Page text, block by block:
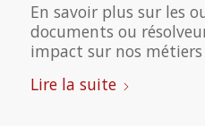
En savoir plus sur les
documents ou
impact sur nos métiers
Lire la suite